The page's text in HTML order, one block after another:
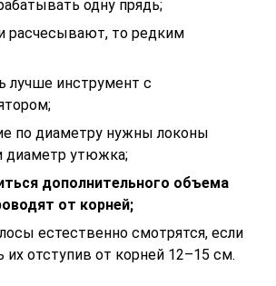
одну прядь;
расчесывают, то редким
лучше инструмент с
по диаметру нужны локоны
диаметр утюжка;
дополнительного объема
от корней;
естественно смотрятся, если
их отступив от корней 12–15 см.